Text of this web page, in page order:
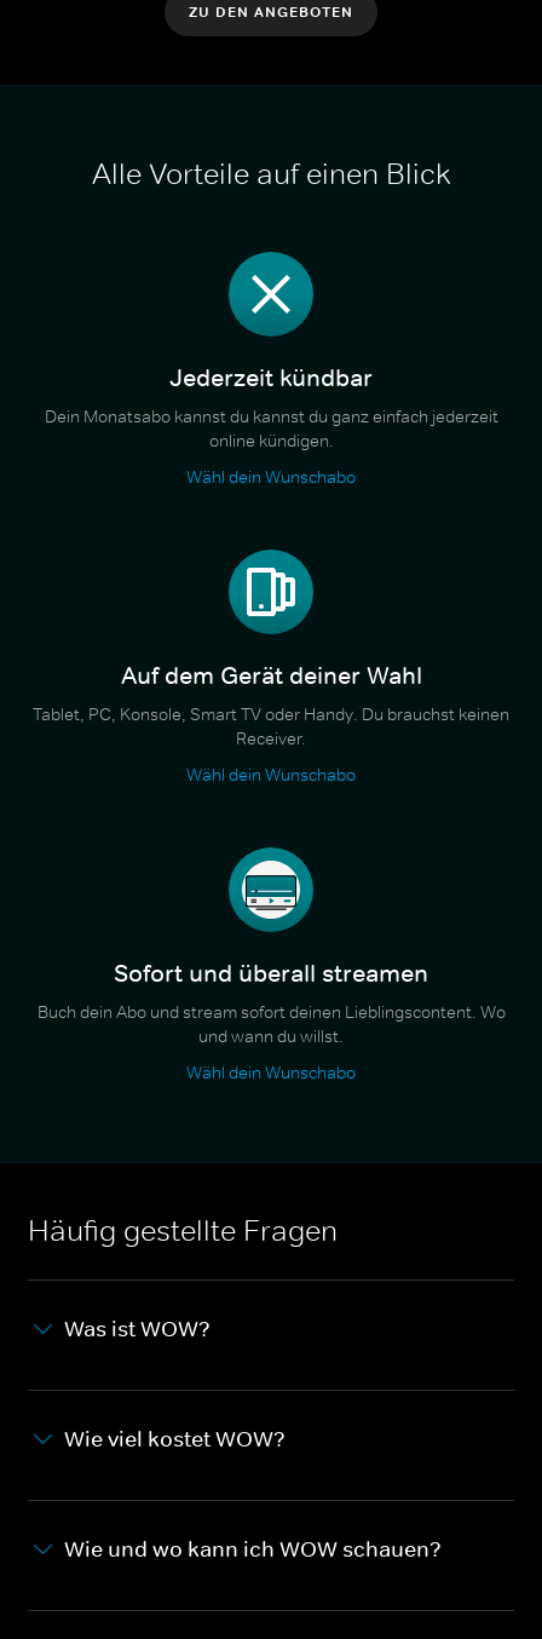
ZU DEN ANGEBOTEN
Alle Vorteile auf einen Blick
Jederzeit kündbar
Dein Monatsabo kannst du kannst du ganz einfach jederzeit
online kündigen.
Wähl dein Wunschabo
Auf dem Gerät deiner Wahl
Tablet, PC, Konsole, Smart TV oder Handy. Du brauchst keinen
Receiver.
Wähl dein Wunschabo
Sofort und überall streamen
Buch dein Abo und stream sofort deinen Lieblingscontent. Wo
und wann du willst.
Wähl dein Wunschabo
Häufig gestellte Fragen
Was ist WOW?
Wie viel kostet WOW?
Wie und wo kann ich WOW schauen?